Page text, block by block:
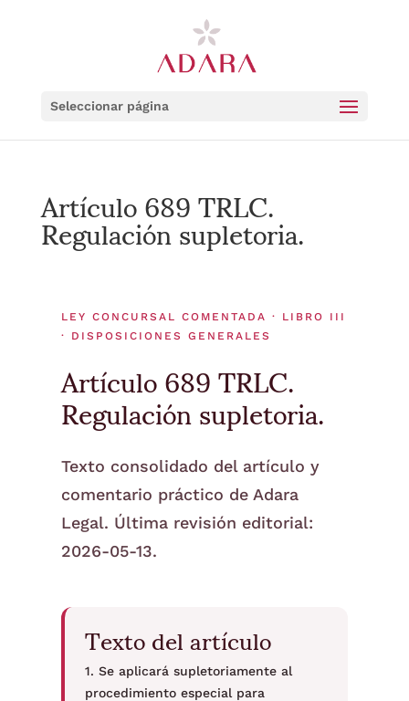
Seleccionar página
Artículo 689 TRLC.
Regulación supletoria.
LEY CONCURSAL COMENTADA · LIBRO III
· DISPOSICIONES GENERALES
Artículo 689 TRLC.
Regulación supletoria.
Texto consolidado del artículo y
comentario práctico de Adara
Legal. Última revisión editorial:
2026-05-13.
Texto del artículo
1. Se aplicará supletoriamente al
procedimiento especial para